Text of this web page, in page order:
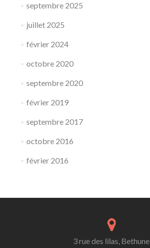
septembre 2025
juillet 2025
février 2024
octobre 2020
septembre 2020
février 2019
septembre 2017
octobre 2016
février 2016
3 rue des lilas, Bethune